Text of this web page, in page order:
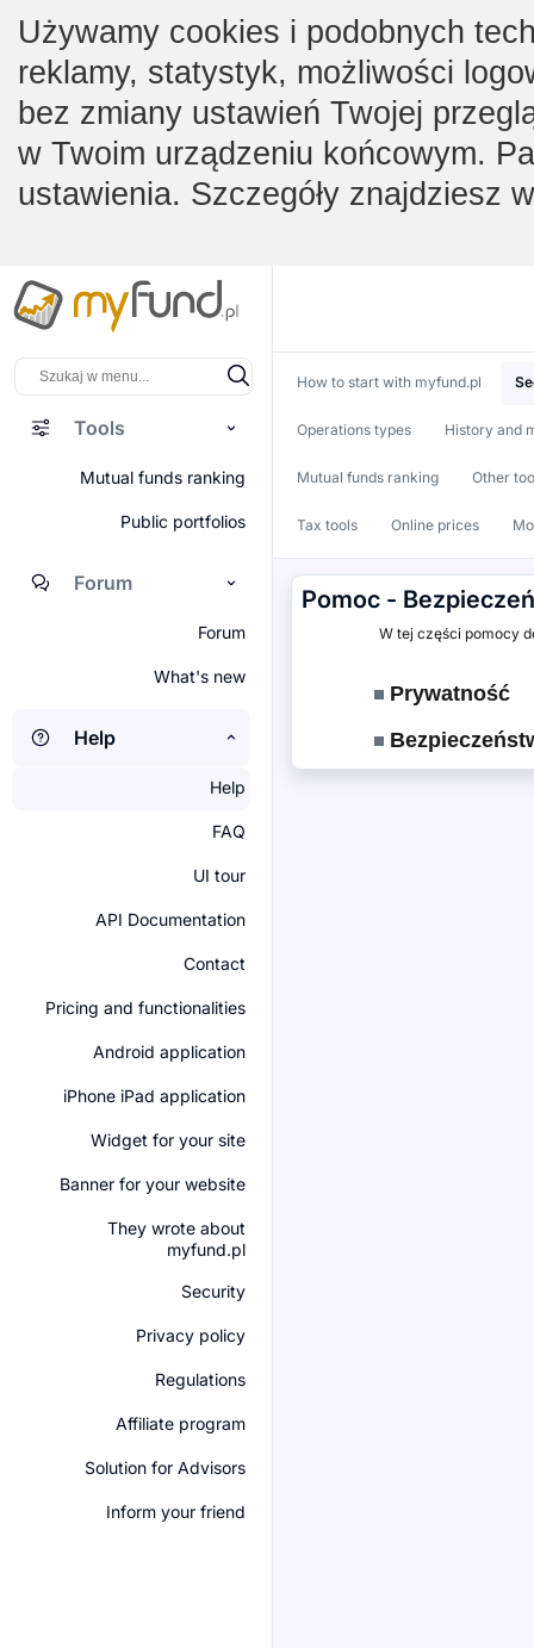
Używamy cookies i podobnych
reklamy, statystyk, możliwości
bez zmiany ustawień Twojej
w Twoim urządzeniu końcowym.
ustawienia. Szczegóły znajdziesz
Tools
Mutual funds ranking
Public portfolios
Forum
Forum
What's new
Help
Help
FAQ
UI tour
API Documentation
Contact
Pricing and functionalities
Android application
iPhone iPad application
Widget for your site
Banner for your website
They wrote about
myfund.pl
Security
Privacy policy
Regulations
Affiliate program
Solution for Advisors
Inform your friend
How to start with myfund.pl
Operations types History and
Mutual funds ranking Other
Tax tools Online prices
Pomoc -
W tej części pomocy
Prywatność